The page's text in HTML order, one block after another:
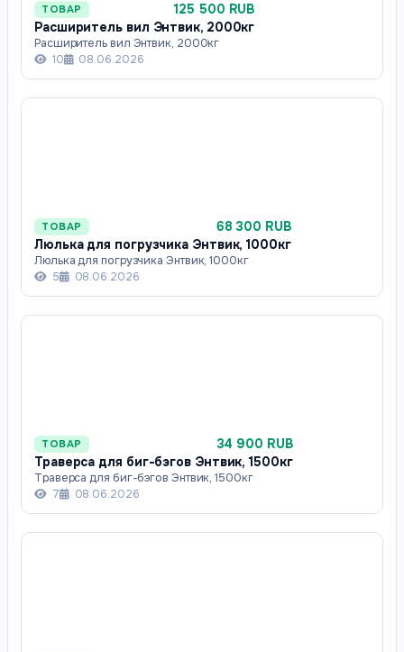
ТОВАР
125 500 RUB
Расширитель вил Энтвик, 2000кг
Расширитель вил Энтвик, 2000кг
10
08.06.2026
ТОВАР
68 300 RUB
Люлька для погрузчика Энтвик, 1000кг
Люлька для погрузчика Энтвик, 1000кг
5
08.06.2026
ТОВАР
34 900 RUB
Траверса для биг-бэгов Энтвик, 1500кг
Траверса для биг-бэгов Энтвик, 1500кг
7
08.06.2026